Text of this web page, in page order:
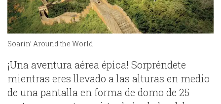
Soarin’ Around the World.
¡Una aventura aérea épica! Sorpréndete
mientras eres llevado a las alturas en medio
de una pantalla en forma de domo de 25